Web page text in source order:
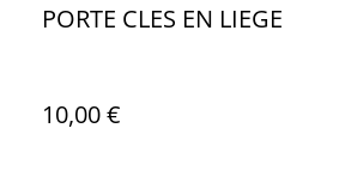
PORTE CLES EN LIEGE
10,00 €